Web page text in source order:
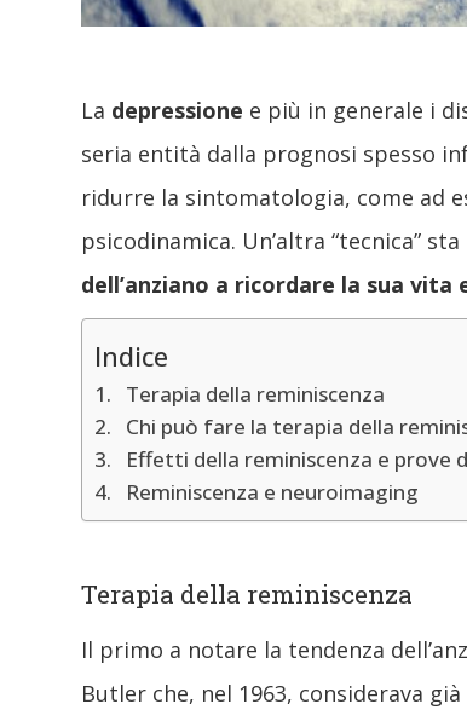
La depressione e più in generale i
seria entità dalla prognosi spesso
ridurre la sintomatologia, come ad
psicodinamica. Un’altra “tecnica”
dell’anziano a ricordare la sua
Indice
Terapia della reminiscenza
Chi può fare la terapia della
Effetti della reminiscenza e prove
Reminiscenza e neuroimaging
Terapia della reminiscenza
Il primo a notare la tendenza
Butler che, nel 1963, considerava